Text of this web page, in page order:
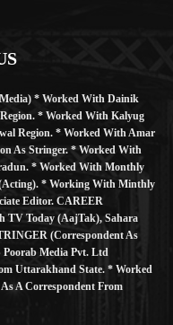
* Worked With Dainik
* Worked With Kalyug
Region. * Worked With Amar
As Stringer. * Worked With
* Worked With Monthly
* Working With Minthly
Editor. CAREER
TV Today (AajTak), Sahara
(Correspondent As
Poorab Media Pvt. Ltd
Uttarakhand State. * Worked
A Correspondent From